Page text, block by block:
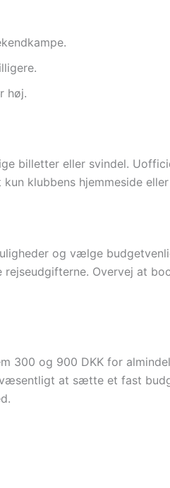
høj.
billetter eller svindel.
klubbens hjemmeside
og vælge
Overvej at
300 og 900 DKK for
at sætte et fast